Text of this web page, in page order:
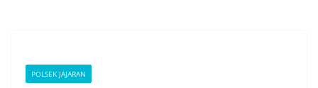
POLSEK JAJARAN